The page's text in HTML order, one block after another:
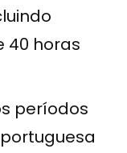
40 horas
períodos